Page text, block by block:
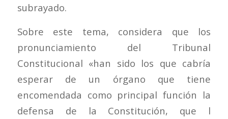
subrayado.
Sobre este tema, considera que los
pronunciamiento del Tribunal
Constitucional «han sido los que cabría
esperar de un órgano que tiene
encomendada como principal función la
defensa de la Constitución, que l